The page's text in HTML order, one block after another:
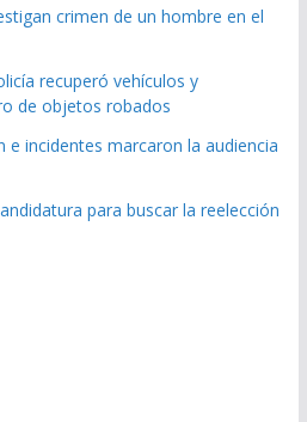
crimen de un hombre en el
recuperó vehículos y
de objetos robados
e incidentes marcaron la audiencia
para buscar la reelección